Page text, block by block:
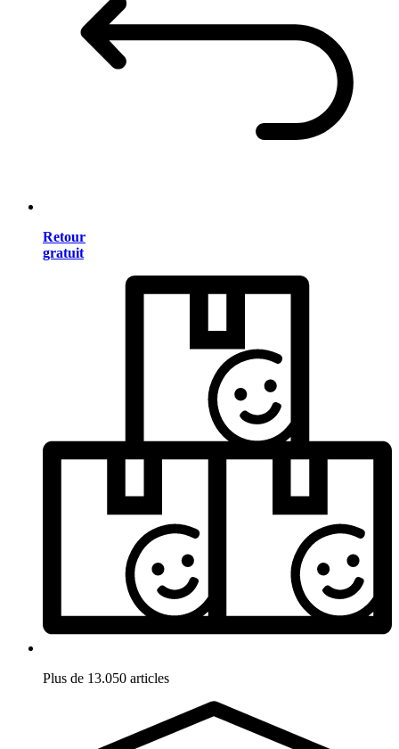
Retour
gratuit
Plus de 13.050 articles